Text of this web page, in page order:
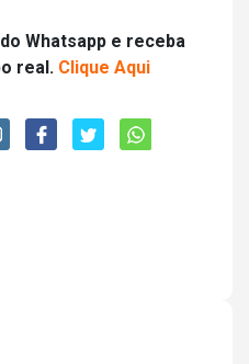
Whatsapp e receba
real. Clique Aqui